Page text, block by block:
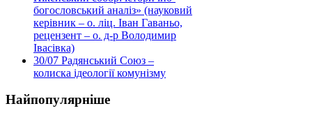
богословський аналіз» (науковий
керівник – о. ліц. Іван Гаваньо,
рецензент – о. д-р Володимир
Івасівка)
30/07 Радянський Союз –
колиска ідеології комунізму
Найпопулярніше